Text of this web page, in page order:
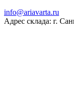
ur.atravaira@ofni
Адрес склада: г.